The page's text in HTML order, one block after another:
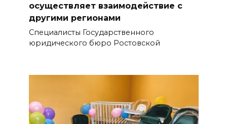
осуществляет взаимодействие с
другими регионами
Специалисты Государственного
юридического бюро Ростовской